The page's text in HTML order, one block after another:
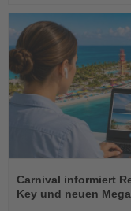
Sie
die
Nachrichten
Carnival informiert
Key und neuen